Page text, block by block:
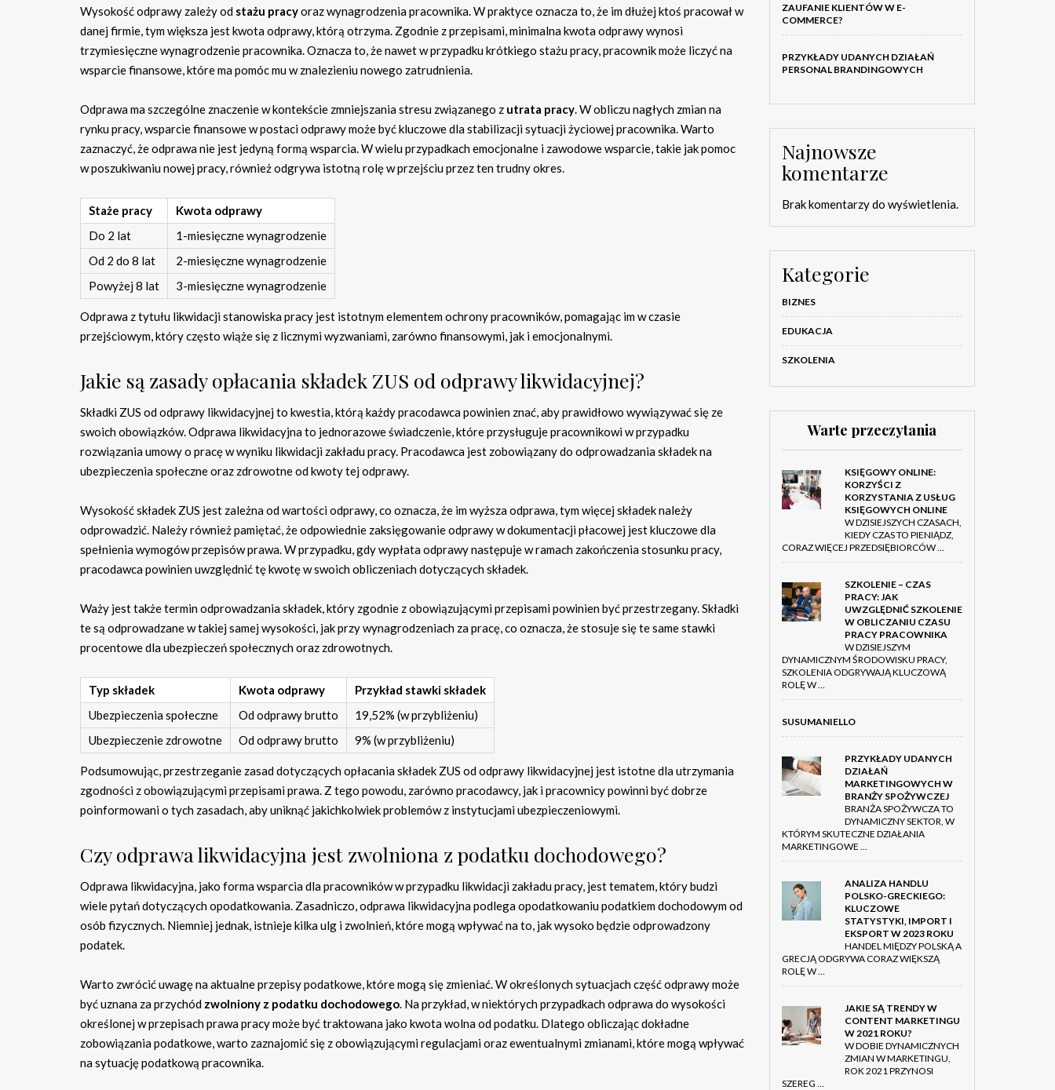
Wysokość odprawy zależy od stażu pracyoraz wynagrodzenia pracownika. W praktyce oznacza to, że im dłużej ktoś pracował w
danej firmie, tym większa jest kwota odprawy, którą otrzyma. Zgodnie z przepisami, minimalna kwota odprawy wynosi
trzymiesięczne wynagrodzenie pracownika. Oznacza to, że nawet w przypadku krótkiego stażu pracy, pracownik może liczyć na
wsparcie finansowe, które ma pomóc mu w znalezieniu nowego zatrudnienia.
Odprawa ma szczególne znaczenie w kontekście zmniejszania stresu związanego z utrata pracy. W obliczu nagłych zmian na
rynku pracy, wsparcie finansowe w postaci odprawy może być kluczowe dla stabilizacji sytuacji życiowej pracownika. Warto
zaznaczyć, że odprawa nie jest jedyną formą wsparcia. W wielu przypadkach emocjonalne i zawodowe wsparcie, takie jak pomoc
w poszukiwaniu nowej pracy, również odgrywa istotną rolę w przejściu przez ten trudny okres.
Staże pracy
Kwota odprawy
Do 2 lat
1-miesięczne wynagrodzenie
Od 2 do 8 lat
2-miesięczne wynagrodzenie
Powyżej 8 lat
3-miesięczne wynagrodzenie
Odprawa z tytułu likwidacji stanowiska pracy jest istotnym elementem ochrony pracowników, pomagając im w czasie
przejściowym, który często wiąże się z licznymi wyzwaniami, zarówno finansowymi, jak i emocjonalnymi.
Jakie są zasady opłacania składek ZUS od odprawy likwidacyjnej?
Składki ZUS od odprawy likwidacyjnej to kwestia, którą każdy pracodawca powinien znać, aby prawidłowo wywiązywać się ze
swoich obowiązków. Odprawa likwidacyjna to jednorazowe świadczenie, które przysługuje pracownikowi w przypadku
rozwiązania umowy o pracę w wyniku likwidacji zakładu pracy. Pracodawca jest zobowiązany do odprowadzania składek na
ubezpieczenia społeczne oraz zdrowotne od kwoty tej odprawy.
Wysokość składek ZUS jest zależna od wartości odprawy, co oznacza, że im wyższa odprawa, tym więcej składek należy
odprowadzić. Należy również pamiętać, że odpowiednie zaksięgowanie odprawy w dokumentacji płacowej jest kluczowe dla
spełnienia wymogów przepisów prawa. W przypadku, gdy wypłata odprawy następuje w ramach zakończenia stosunku pracy,
pracodawca powinien uwzględnić tę kwotę w swoich obliczeniach dotyczących składek.
Waży jest także termin odprowadzania składek, który zgodnie z obowiązującymi przepisami powinien być przestrzegany. Składki
te są odprowadzane w takiej samej wysokości, jak przy wynagrodzeniach za pracę, co oznacza, że stosuje się te same stawki
procentowe dla ubezpieczeń społecznych oraz zdrowotnych.
Typ składek Kwota odprawy
Przykład stawki składek
Ubezpieczenia społeczne
Od odprawy brutto
19,52% (w przybliżeniu)
Ubezpieczenie zdrowotne
Od odprawy brutto 9% (w przybliżeniu)
Podsumowując, przestrzeganie zasad dotyczących opłacania składek ZUS od odprawy likwidacyjnej jest istotne dla utrzymania
zgodności z obowiązującymi przepisami prawa. Z tego powodu, zarówno pracodawcy, jak i pracownicy powinni być dobrze
poinformowani o tych zasadach, aby uniknąć jakichkolwiek problemów z instytucjami ubezpieczeniowymi.
Czy odprawa likwidacyjna jest zwolniona z podatku dochodowego?
Odprawa likwidacyjna, jako forma wsparcia dla pracowników w przypadku likwidacji zakładu pracy, jest tematem, który budzi
wiele pytań dotyczących opodatkowania. Zasadniczo, odprawa likwidacyjna podlega opodatkowaniu podatkiem dochodowym od
osób fizycznych. Niemniej jednak, istnieje kilka ulg i zwolnień, które mogą wpływać na to, jak wysoko będzie odprowadzony
podatek.
Warto zwrócić uwagę na aktualne przepisy podatkowe, które mogą się zmieniać. W określonych sytuacjach część odprawy może
być uznana za przychód zwolniony z podatku dochodowego. Na przykład, w niektórych przypadkach odprawa do wysokości
określonej w przepisach prawa pracy może być traktowana jako kwota wolna od podatku. Dlatego obliczając dokładne
zobowiązania podatkowe, warto zaznajomić się z obowiązującymi regulacjami oraz ewentualnymi zmianami, które mogą wpływać
na sytuację podatkową pracownika.
ZAUFANIE KLIENTÓW W E-
COMMERCE?
PRZYKŁADY UDANYCH DZIAŁAŃ
PERSONAL BRANDINGOWYCH
Najnowsze
komentarze
Brak komentarzy do wyświetlenia.
Kategorie
BIZNES
EDUKACJA
SZKOLENIA
Warte przeczytania
KSIĘGOWY ONLINE:
KORZYŚCI Z
KORZYSTANIA Z USŁUG
KSIĘGOWYCH ONLINE
W DZISIEJSZYCH CZASACH,
KIEDY CZAS TO PIENIĄDZ,
CORAZ WIĘCEJ PRZEDSIĘBIORCÓW …
SZKOLENIE – CZAS
PRACY: JAK
UWZGLĘDNIĆ SZKOLENIE
W OBLICZANIU CZASU
PRACY PRACOWNIKA
W DZISIEJSZYM
DYNAMICZNYM ŚRODOWISKU PRACY,
SZKOLENIA ODGRYWAJĄ KLUCZOWĄ
ROLĘ W …
SUSUMANIELLO
PRZYKŁADY UDANYCH
DZIAŁAŃ
MARKETINGOWYCH W
BRANŻY SPOŻYWCZEJ
BRANŻA SPOŻYWCZA TO
DYNAMICZNY SEKTOR, W
KTÓRYM SKUTECZNE DZIAŁANIA
MARKETINGOWE …
ANALIZA HANDLU
POLSKO-GRECKIEGO:
KLUCZOWE
STATYSTYKI, IMPORT I
EKSPORT W 2023 ROKU
HANDEL MIĘDZY POLSKĄ A
GRECJĄ ODGRYWA CORAZ WIĘKSZĄ
ROLĘ W …
JAKIE SĄ TRENDY W
CONTENT MARKETINGU
W 2021 ROKU?
W DOBIE DYNAMICZNYCH
ZMIAN W MARKETINGU,
ROK 2021 PRZYNOSI
SZEREG …